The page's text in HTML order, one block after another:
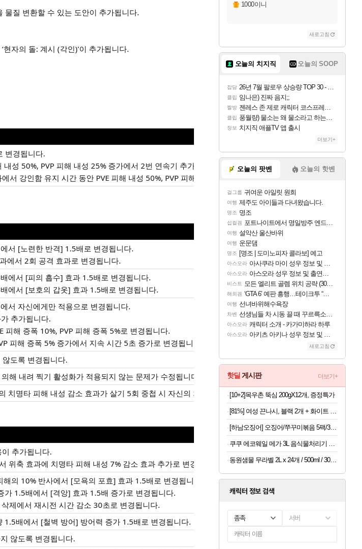
물질 변환할 수 있는 도안이 추가됩니다.
현자의 돌: 계시 (각인)’이 추가됩니다.
변경됩니다.
성 50%, PVP 피해 내성 25% 증가에서 2번 연속기 추가로 변경됩니다.
서 강인함 유지 시간 동안 PVE 피해 내성 50%, PVP 피해 내성 25% 증가로 변경됩니다.
서 [노련한 반격] 1.5배로 변경됩니다.
에서 2회 공격 효과로 변경됩니다.
에서 [피의 흡수] 효과 1.5배로 변경됩니다.
에서 [보호의 갑옷] 효과 1.5배로 변경됩니다.
서 자신에게만 적용으로 변경됩니다.
추가됩니다.
피해 증폭 10%, PVP 피해 증폭 5%로 변경됩니다.
피해 증폭 5% 증가에서 지속 시간 5초 증가로 변경됩니다.
도록 변경됩니다.
해 내려 찍기 활성화가 적용되지 않는 문제가 수정됩니다.
치명타 피해 내성 감소 효과가 살기 5회 중첩 시 자신의 치명타 피해 증폭 증가 효과로 변경됩니다.
추가됩니다.
위축 효과에 치명타 피해 내성 7% 감소 효과 추가로 변경됩니다.
의 10% 반사에서 [모욕의 포효] 효과 1.5배로 변경됩니다.
가 1.5배에서 [격앙] 효과 1.5배 증가로 변경됩니다.
제에서 재시전 시간 감소 30초로 변경됩니다.
1.5배에서 [철벽 방어] 방어력 증가 1.5배로 변경됩니다.
않도록 변경됩니다.
1000이니
새로고침
오늘의 치지직 오늘의 SOOP
잡담 26년 7월 팔로우 상승량 TOP 30 - 월간 치지직
클립 임나은) 진짜 음지;;
짤방 젠레스 존 제로 캐릭터 코스프레한 꽁주
클립 풍월량) 물소는 왜 물소라고 하는거야? 아! 그만 ㅋㅋ 알았어 ㅋㅋ
정보 치지직 애플TV 앱 출시
더보기+
오늘의 팟벤 오늘의 핫벤
걸그룹 귀여운 아일릿 원희
여행 제주도 아이들과 다녀왔습니다.
명조 명조
섭컬겜 포트나이트에서 명일방주 엔드필드 [펠리카] 판매 예정
여행 설악산 울산바위
여행 운문댐
명조 [명조 | 도미노피자 콜라보] 예고
아스오라 아사쿠라 마이 성우 정보 및 주요 필모
아스오라 아스오라 성우 정보 및 출연작 모음
비스트 모든 엘리트 골렘 위치 공략 (30개) - 방랑 결투가
해외겜 ‘GTA 6’ 예판 흥행…테이크투 “내부 예상 크게 넘어”
여행 선녀바위해수욕장
차벤 선생님들 차 시동 끌 때 꾸르륵소리나는데
아스오라 캐릭터 소개 - 카가미하라 하루
아스오라 아키츠 아키나 성우 정보 및 주요 필모
새로고침
핫딜 게시판 더보기+
[10+2]목우촌 뚝심 200gX12개, 증정특가
[하남오징어] 오징어/쭈꾸미볶음 5팩/3팩 (보통맛/매운맛)(딜)
동원샘물 무라벨 2L x 24개 / 500ml / 300ml / 1.1L 생수,음료 모음
캐릭터 정보 검색
종족 서버